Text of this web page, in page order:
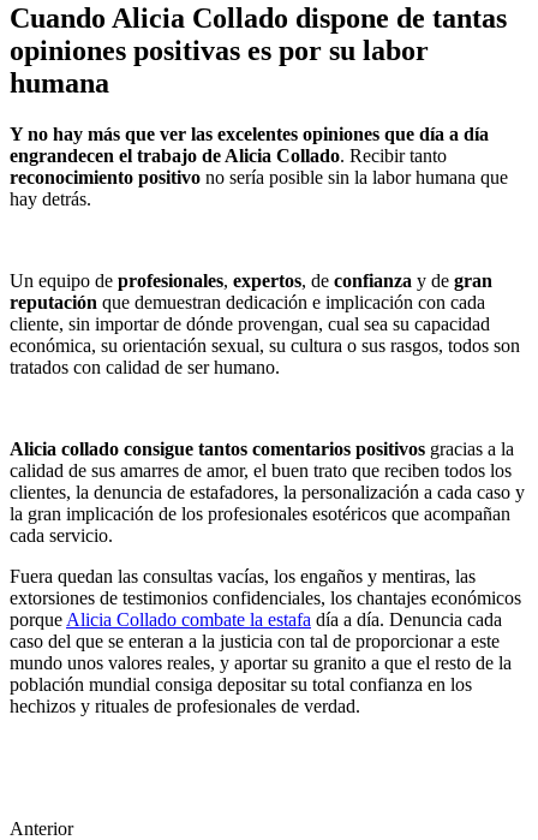
Cuando Alicia Collado dispone de tantas
opiniones positivas es por su labor
humana
Y no hay más que ver las excelentes opiniones que día a día
engrandecen el trabajo de Alicia Collado. Recibir tanto
reconocimiento positivo no sería posible sin la labor humana que
hay detrás.
Un equipo de profesionales, expertos, de confianza y de gran
reputación que demuestran dedicación e implicación con cada
cliente, sin importar de dónde provengan, cual sea su capacidad
económica, su orientación sexual, su cultura o sus rasgos, todos son
tratados con calidad de ser humano.
Alicia collado consigue tantos comentarios positivos gracias a la
calidad de sus amarres de amor, el buen trato que reciben todos los
clientes, la denuncia de estafadores, la personalización a cada caso y
la gran implicación de los profesionales esotéricos que acompañan
cada servicio.
Fuera quedan las consultas vacías, los engaños y mentiras, las
extorsiones de testimonios confidenciales, los chantajes económicos
porque Alicia Collado combate la estafa día a día. Denuncia cada
caso del que se enteran a la justicia con tal de proporcionar a este
mundo unos valores reales, y aportar su granito a que el resto de la
población mundial consiga depositar su total confianza en los
hechizos y rituales de profesionales de verdad.
Anterior